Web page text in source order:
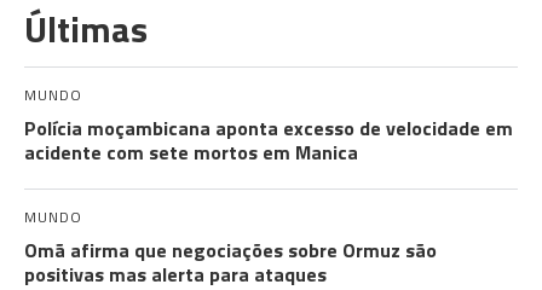
Últimas
MUNDO
Polícia moçambicana aponta excesso de velocidade em
acidente com sete mortos em Manica
MUNDO
Omã afirma que negociações sobre Ormuz são
positivas mas alerta para ataques